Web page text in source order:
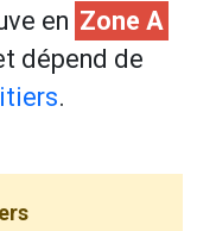
en Zone A
dépend de
.